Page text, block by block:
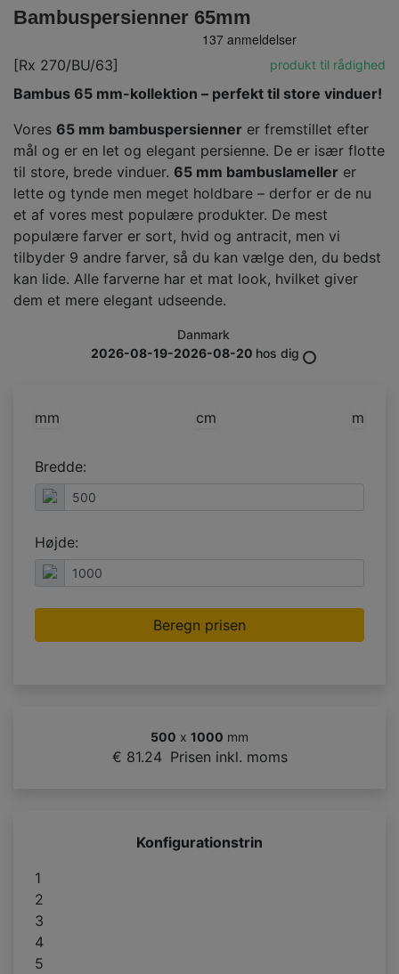
Bambuspersienner 65mm
[Rx 270/BU/63] produkt til rådighed
Bambus 65 mm-kollektion – perfekt til store vinduer!
Vores 65 mm bambuspersienner er fremstillet efter
mål og er en let og elegant persienne. De er især flotte
til store, brede vinduer. 65 mm bambuslameller er
lette og tynde men meget holdbare – derfor er de nu
et af vores mest populære produkter. De mest
populære farver er sort, hvid og antracit, men vi
tilbyder 9 andre farver, så du kan vælge den, du bedst
kan lide. Alle farverne har et mat look, hvilket giver
dem et mere elegant udseende.
Danmark
2026-08-19-2026-08-20 hos dig
mm cm m
Bredde:
Højde:
Beregn prisen
500 x 1000 mm
€ 81.24 Prisen inkl. moms
Konfigurationstrin
1
2
3
4
5